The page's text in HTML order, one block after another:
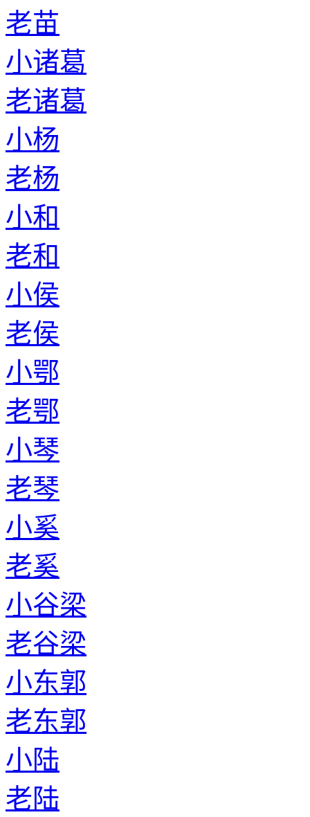
老苗
小诸葛
老诸葛
小杨
老杨
小和
老和
小侯
老侯
小鄂
老鄂
小琴
老琴
小奚
老奚
小谷梁
老谷梁
小东郭
老东郭
小陆
老陆